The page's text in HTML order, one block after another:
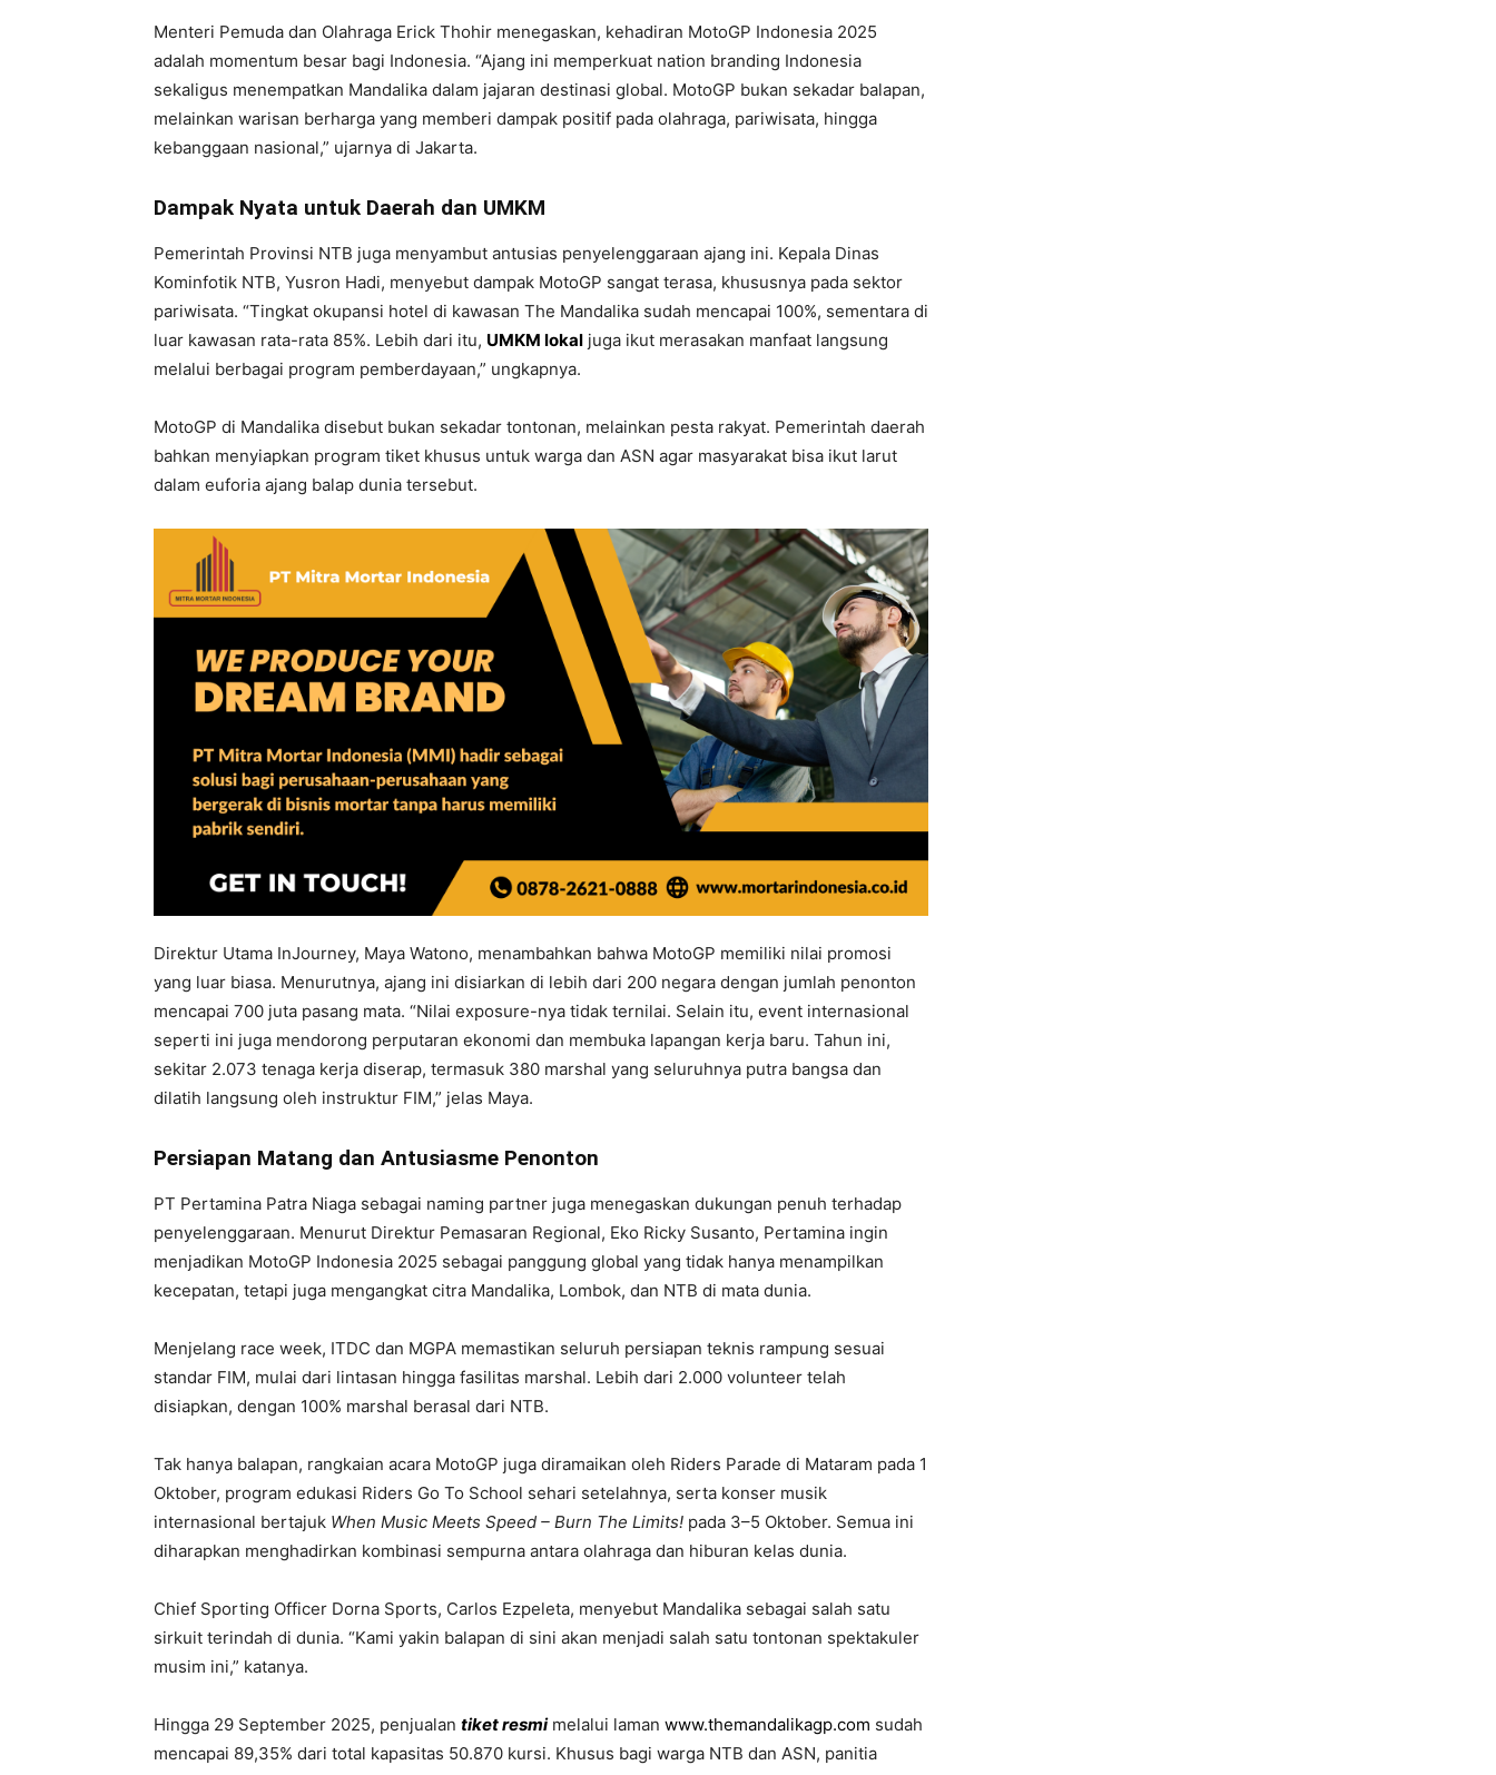
Menteri Pemuda dan Olahraga Erick Thohir menegaskan, kehadiran MotoGP Indonesia 2025
adalah momentum besar bagi Indonesia. “Ajang ini memperkuat nation branding Indonesia
sekaligus menempatkan Mandalika dalam jajaran destinasi global. MotoGP bukan sekadar balapan,
melainkan warisan berharga yang memberi dampak positif pada olahraga, pariwisata, hingga
kebanggaan nasional,” ujarnya di Jakarta.
Dampak Nyata untuk Daerah dan UMKM
Pemerintah Provinsi NTB juga menyambut antusias penyelenggaraan ajang ini. Kepala Dinas
Kominfotik NTB, Yusron Hadi, menyebut dampak MotoGP sangat terasa, khususnya pada sektor
pariwisata. “Tingkat okupansi hotel di kawasan The Mandalika sudah mencapai 100%, sementara di
luar kawasan rata-rata 85%. Lebih dari itu, UMKM lokal juga ikut merasakan manfaat langsung
melalui berbagai program pemberdayaan,” ungkapnya.
MotoGP di Mandalika disebut bukan sekadar tontonan, melainkan pesta rakyat. Pemerintah daerah
bahkan menyiapkan program tiket khusus untuk warga dan ASN agar masyarakat bisa ikut larut
dalam euforia ajang balap dunia tersebut.
Direktur Utama InJourney, Maya Watono, menambahkan bahwa MotoGP memiliki nilai promosi
yang luar biasa. Menurutnya, ajang ini disiarkan di lebih dari 200 negara dengan jumlah penonton
mencapai 700 juta pasang mata. “Nilai exposure-nya tidak ternilai. Selain itu, event internasional
seperti ini juga mendorong perputaran ekonomi dan membuka lapangan kerja baru. Tahun ini,
sekitar 2.073 tenaga kerja diserap, termasuk 380 marshal yang seluruhnya putra bangsa dan
dilatih langsung oleh instruktur FIM,” jelas Maya.
Persiapan Matang dan Antusiasme Penonton
PT Pertamina Patra Niaga sebagai naming partner juga menegaskan dukungan penuh terhadap
penyelenggaraan. Menurut Direktur Pemasaran Regional, Eko Ricky Susanto, Pertamina ingin
menjadikan MotoGP Indonesia 2025 sebagai panggung global yang tidak hanya menampilkan
kecepatan, tetapi juga mengangkat citra Mandalika, Lombok, dan NTB di mata dunia.
Menjelang race week, ITDC dan MGPA memastikan seluruh persiapan teknis rampung sesuai
standar FIM, mulai dari lintasan hingga fasilitas marshal. Lebih dari 2.000 volunteer telah
disiapkan, dengan 100% marshal berasal dari NTB.
Tak hanya balapan, rangkaian acara MotoGP juga diramaikan oleh Riders Parade di Mataram pada 1
Oktober, program edukasi Riders Go To School sehari setelahnya, serta konser musik
internasional bertajuk When Music Meets Speed – Burn The Limits! pada 3–5 Oktober. Semua ini
diharapkan menghadirkan kombinasi sempurna antara olahraga dan hiburan kelas dunia.
Chief Sporting Officer Dorna Sports, Carlos Ezpeleta, menyebut Mandalika sebagai salah satu
sirkuit terindah di dunia. “Kami yakin balapan di sini akan menjadi salah satu tontonan spektakuler
musim ini,” katanya.
Hingga 29 September 2025, penjualan tiket resmimelalui laman www.themandalikagp.com sudah
mencapai 89,35% dari total kapasitas 50.870 kursi. Khusus bagi warga NTB dan ASN, panitia